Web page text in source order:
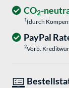
CO2-
1(durch
PayPal
2Vorb.